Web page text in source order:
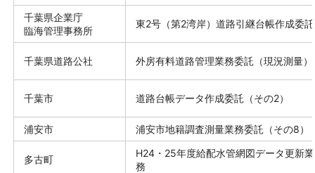
千葉県企業庁
臨海管理事務所
東2号（第2湾岸）道路引継台帳作成委託
千葉県道路公社 外房有料道路管理業務委託（現況測量）
千葉市 道路台帳データ作成委託（その2）
浦安市 浦安市地籍調査測量業務委託（その8）
多古町
H24・25年度給配水管網図データ更新業
務